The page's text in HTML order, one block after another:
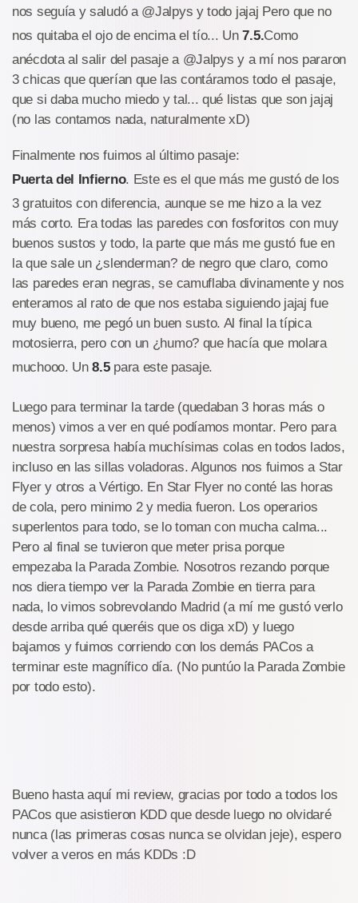
nos seguía y saludó a @Jalpys y todo jajaj Pero que no
nos quitaba el ojo de encima el tío... Un7.5.Como
anécdota al salir del pasaje a @Jalpys y a mí nos pararon
3 chicas que querían que las contáramos todo el pasaje,
que si daba mucho miedo y tal... qué listas que son jajaj
(no las contamos nada, naturalmente xD)
Finalmente nos fuimos al último pasaje:
Puerta del Infierno. Este es el que más me gustó de los
3 gratuitos con diferencia, aunque se me hizo a la vez
más corto. Era todas las paredes con fosforitos con muy
buenos sustos y todo, la parte que más me gustó fue en
la que sale un ¿slenderman? de negro que claro, como
las paredes eran negras, se camuflaba divinamente y nos
enteramos al rato de que nos estaba siguiendo jajaj fue
muy bueno, me pegó un buen susto. Al final la típica
motosierra, pero con un ¿humo? que hacía que molara
muchooo. Un8.5para este pasaje.
Luego para terminar la tarde (quedaban 3 horas más o
menos) vimos a ver en qué podíamos montar. Pero para
nuestra sorpresa había muchísimas colas en todos lados,
incluso en las sillas voladoras. Algunos nos fuimos a Star
Flyer y otros a Vértigo. En Star Flyer no conté las horas
de cola, pero minimo 2 y media fueron. Los operarios
superlentos para todo, se lo toman con mucha calma...
Pero al final se tuvieron que meter prisa porque
empezaba la Parada Zombie. Nosotros rezando porque
nos diera tiempo ver la Parada Zombie en tierra para
nada, lo vimos sobrevolando Madrid (a mí me gustó verlo
desde arriba qué queréis que os diga xD) y luego
bajamos y fuimos corriendo con los demás PACos a
terminar este magnífico día. (No puntúo la Parada Zombie
por todo esto).
Bueno hasta aquí mi review, gracias por todo a todos los
PACos que asistieron KDD que desde luego no olvidaré
nunca (las primeras cosas nunca se olvidan jeje), espero
volver a veros en más KDDs :D